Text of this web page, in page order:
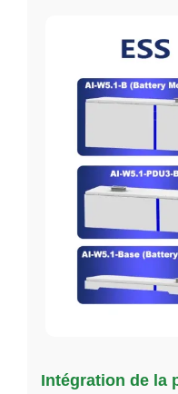
Intégration de la